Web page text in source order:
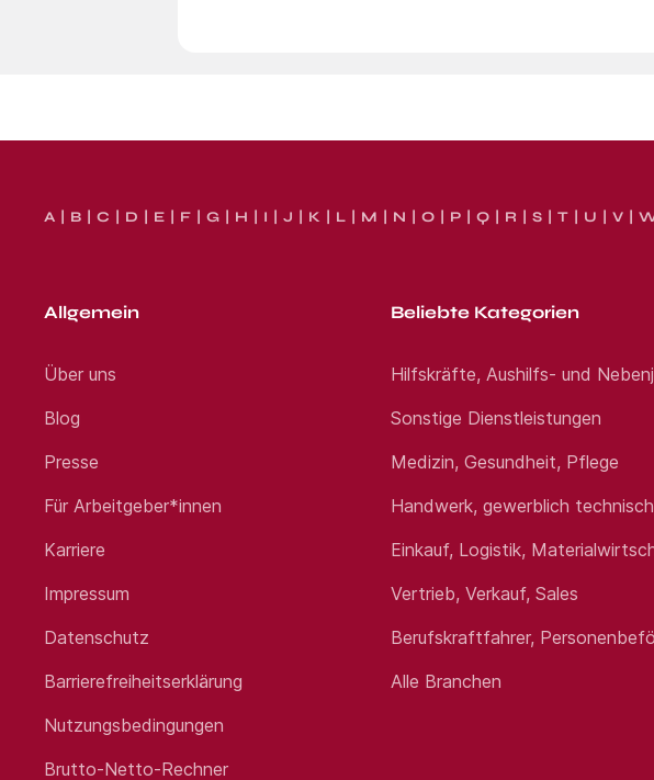
A B C D E F G H I J K L M N O P Q R S T U V
Allgemein
Über uns
Blog
Presse
Für Arbeitgeber*innen
Karriere
Impressum
Datenschutz
Barrierefreiheitserklärung
Nutzungsbedingungen
Brutto-Netto-Rechner
Beliebte Kategorien
Hilfskräfte, Aushilfs- und
Sonstige Dienstleistungen
Medizin, Gesundheit, Pflege
Handwerk, gewerblich
Einkauf, Logistik,
Vertrieb, Verkauf, Sales
Berufskraftfahrer,
Alle Branchen